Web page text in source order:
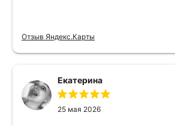
Отзыв Яндекс.Карты
Екатерина
25 мая 2026